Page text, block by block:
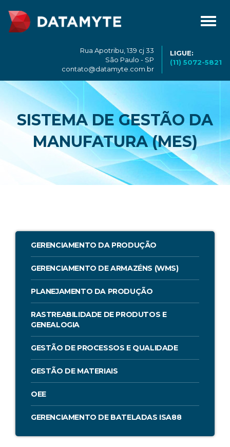
Rua Apotribu, 139 cj 33
São Paulo - SP
contato@datamyte.com.br
LIGUE:
(11) 5072-5821
SISTEMA DE GESTÃO DA
MANUFATURA (MES)
GERENCIAMENTO DA PRODUÇÃO
GERENCIAMENTO DE ARMAZÉNS (WMS)
PLANEJAMENTO DA PRODUÇÃO
RASTREABILIDADE DE PRODUTOS E
GENEALOGIA
GESTÃO DE PROCESSOS E QUALIDADE
GESTÃO DE MATERIAIS
OEE
GERENCIAMENTO DE BATELADAS ISA88